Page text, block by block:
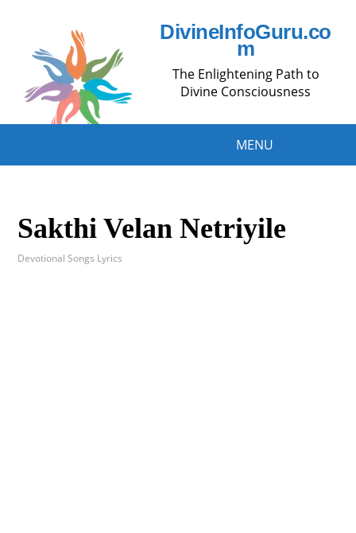
DivineInfoGuru.co
m
The Enlightening Path to
Divine Consciousness
MENU
Sakthi Velan Netriyile
Devotional Songs Lyrics